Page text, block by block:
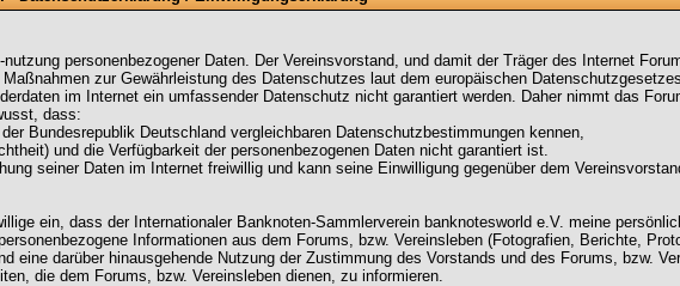
personenbezogener Daten. Der Vereinsvorstand, und damit der Träger des Internet
zur Gewährleistung des Datenschutzes laut dem europäischen
im Internet ein umfassender Datenschutz nicht garantiert werden. Daher nimmt das
dass:
Bundesrepublik Deutschland vergleichbaren Datenschutzbestimmungen kennen,
und die Verfügbarkeit der personenbezogenen Daten nicht garantiert ist.
seiner Daten im Internet freiwillig und kann seine Einwilligung gegenüber dem
ein, dass der Internationaler Banknoten-Sammlerverein banknotesworld e.V. meine
Informationen aus dem Forums, bzw. Vereinsleben (Fotografien, Berichte,
eine darüber hinausgehende Nutzung der Zustimmung des Vorstands und des Forums, bzw.
die dem Forums, bzw. Vereinsleben dienen, zu informieren.